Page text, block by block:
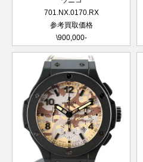
701.NX.0170.RX
参考買取価格
\900,000-